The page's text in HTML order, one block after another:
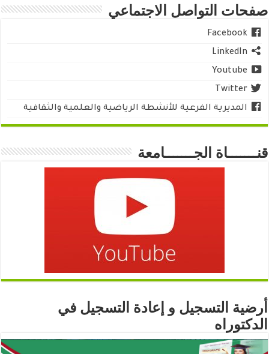
صفحات التواصل الاجتماعي
Facebook
LinkedIn
Youtube
Twitter
المديرية الفرعية للأنشطة الرياضية والعلمية والثقافية
قنـــــــاة الجـــــــامعة
أرضية التسجيل و إعادة التسجيل في
الدكتوراه